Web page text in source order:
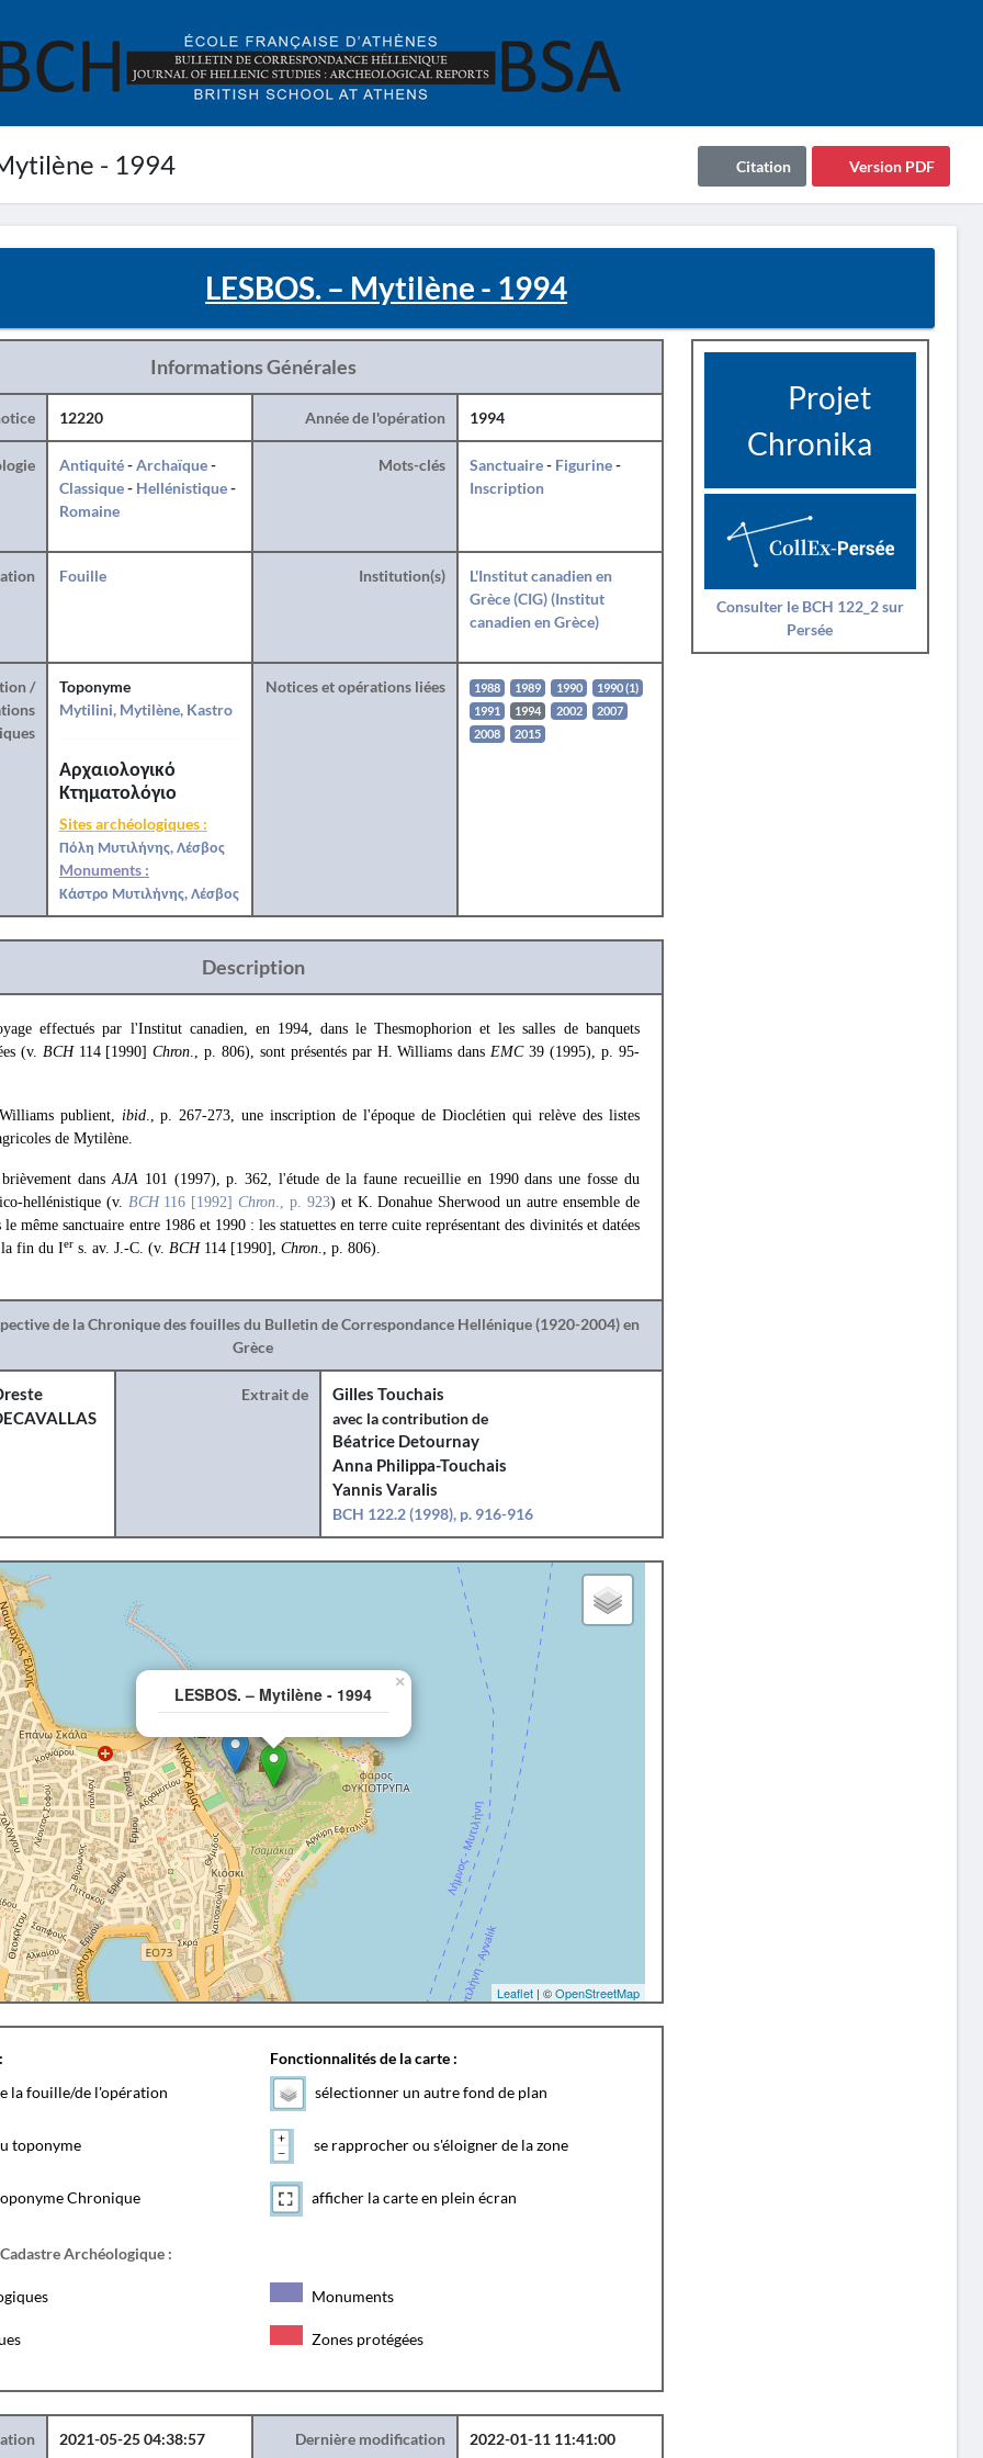
- 1994 Version PDF
Citation
LESBOS. – Mytilène - 1994
Informations Générales
12220 Année de l'opération 1994
Antiquité-Archaïque-
Classique- Hellénistique-
Romaine
Mots-clés Sanctuaire- Figurine-
Inscription
Fouille Institution(s)
L'Institut canadien en
Grèce (CIG) (Institut
canadien en Grèce)
/
Toponyme
Mytilini, Mytilène, Kastro
Αρχαιολογικό
Κτηματολόγιο
Sites archéologiques :
Πόλη Μυτιλήνης, Λέσβος
Monuments :
Κάστρο Μυτιλήνης, Λέσβος
Notices et opérations liées 1988 1989 1990
1990 (1)
1991
1994 2002
2007
2008
2015
Description
effectués par l'Institut canadien, en 1994, dans le Thesmophorion et les salles de banquets
(v. BCH 114 [1990]Chron., p. 806), sont présentés par H. Williams dansEMC39 (1995), p. 95-
publient, ibid., p. 267-273, une inscription de l'époque de Dioclétien qui relève des listes
de Mytilène.
dansAJA 101 (1997), p. 362, l'étude de la faune recueillie en 1990 dans une fosse du
hellénistique (v. BCH 116 [1992]Chron., p. 923) et K. Donahue Sherwood un autre ensemble de
même sanctuaire entre 1986 et 1990 : les statuettes en terre cuite représentant des divinités et datées
fin du Ier s. av. J.-C. (v. BCH 114 [1990], Chron., p. 806).
de la Chronique des fouilles du Bulletin de Correspondance Hellénique (1920-2004) en
Grèce
Extrait de
Gilles Touchais
avec la contribution de
Béatrice Detournay
Anna Philippa-Touchais
Yannis Varalis
BCH 122.2 (1998), p. 916-916
LESBOS. – Mytilène - 1994
×
Leaflet| ©OpenStreetMap
la fouille/de l'opération
toponyme
Chronique
Fonctionnalités de la carte :
sélectionner un autre fond de plan
se rapprocher ou s'éloigner de la zone
afficher la carte en plein écran
Archéologique :
Monuments
Zones protégées
2021-05-25 04:38:57 Dernière modification 2022-01-11 11:41:00
Projet
Chronika
Consulter le BCH 122_2 sur
Persée